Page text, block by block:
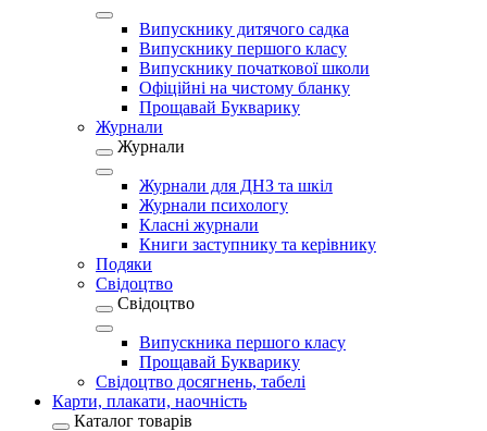
Випускнику дитячого садка
Випускнику першого класу
Випускнику початкової школи
Офіційні на чистому бланку
Прощавай Букварику
Журнали
Журнали
Журнали для ДНЗ та шкіл
Журнали психологу
Класні журнали
Книги заступнику та керівнику
Подяки
Свідоцтво
Свідоцтво
Випускника першого класу
Прощавай Букварику
Свідоцтво досягнень, табелі
Карти, плакати, наочність
Каталог товарів